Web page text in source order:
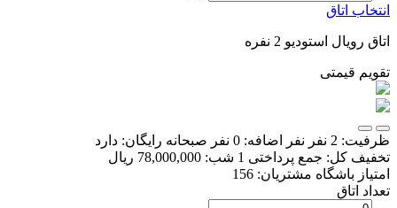
انتخاب اتاق
اتاق رویال استودیو 2 نفره
تقویم قیمتی
ظرفیت: 2 نفر نفر اضافه: 0 نفر صبحانه رایگان: دارد
تخفیف کل: جمع پرداختی 1 شب:
78,000,000 ریال
امتیاز باشگاه مشتریان: 156
تعداد اتاق